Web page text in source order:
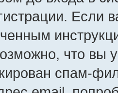
что вы
спам-